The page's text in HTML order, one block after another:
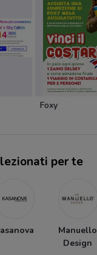
Foxy
per te
Manuello
Design